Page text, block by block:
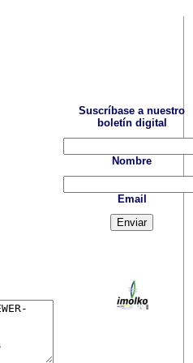
Suscríbase a nuestro
boletín digital
Nombre
Email